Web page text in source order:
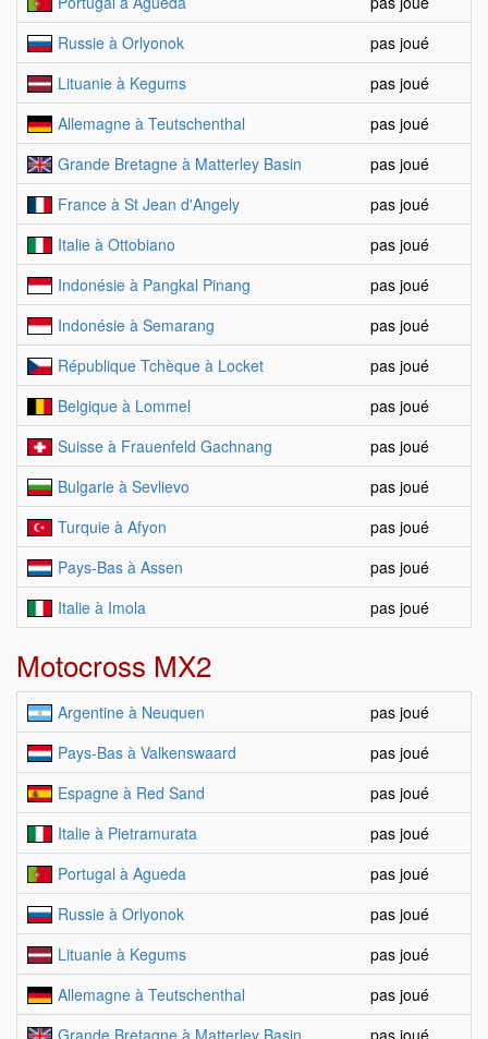
Russie à Orlyonok
pas joué
Lituanie à Kegums
pas joué
Allemagne à Teutschenthal
pas joué
Grande Bretagne à Matterley Basin
pas joué
France à St Jean d'Angely
pas joué
Italie à Ottobiano
pas joué
Indonésie à Pangkal Pinang
pas joué
Indonésie à Semarang
pas joué
République Tchèque à Locket
pas joué
Belgique à Lommel
pas joué
Suisse à Frauenfeld Gachnang
pas joué
Bulgarie à Sevlievo
pas joué
Turquie à Afyon
pas joué
Pays-Bas à Assen
pas joué
Italie à Imola
pas joué
Motocross MX2
Argentine à Neuquen
pas joué
Pays-Bas à Valkenswaard
pas joué
Espagne à Red Sand
pas joué
Italie à Pietramurata
pas joué
Portugal à Agueda
pas joué
Russie à Orlyonok
pas joué
Lituanie à Kegums
pas joué
Allemagne à Teutschenthal
pas joué
Grande Bretagne à Matterley Basin
pas joué